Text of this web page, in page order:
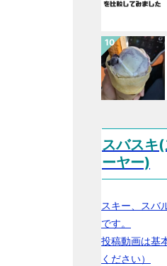
スバスキ
ーヤー)
スキー、スバ
です。
投稿動画は基
ください）